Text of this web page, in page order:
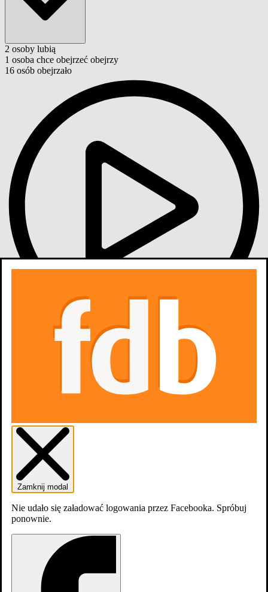
2 osoby lubią
1 osoba chce obejrzeć obejrzy
16 osób obejrzało
Sezony
Zamknij modal
Nie udało się załadować logowania przez Facebooka. Spróbuj
ponownie.